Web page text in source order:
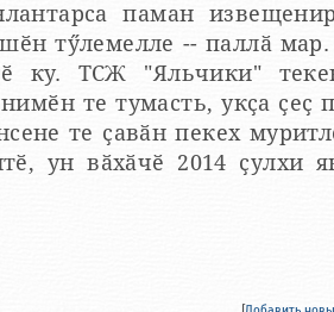
паман
тӳлемелле -- паллӑ
ку. ТСЖ "Яльчики"
те тумасть, укҫа ҫеҫ
те ҫавӑн пекех
ун вӑхӑчӗ 2014 ҫулхи